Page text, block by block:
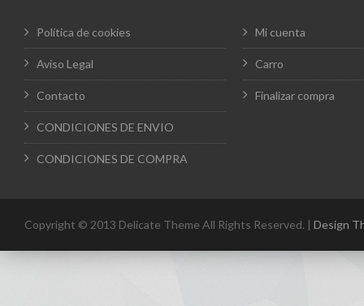
Política de cookies
Aviso Legal
Contacto
CONDICIONES DE ENVIO
CONDICIONES DE COMPRA
Mi cuenta
Carro
Finalizar compra
Copyright © 2013 Delicate Theme All Rights Reserved. | Design